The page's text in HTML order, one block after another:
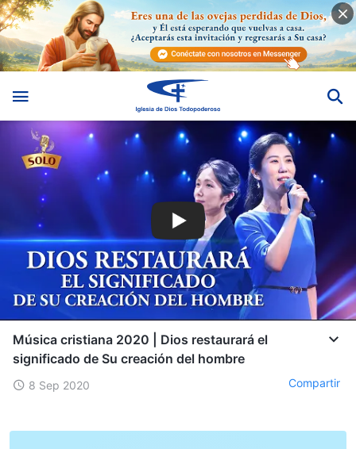
Música cristiana 2020 | Dios restaurará el
significado de Su creación del hombre
8 Sep 2020 Compartir